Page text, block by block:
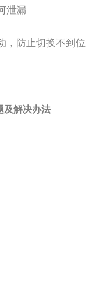
泄漏
，防止切换不到位
及解决办法